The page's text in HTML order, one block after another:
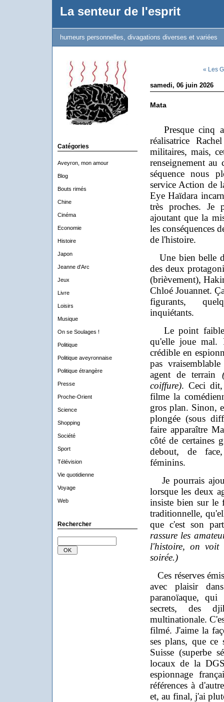
La senteur de l'esprit
humeurs personnelles, divagations diverses et variées
Catégories
Aveyron, mon amour
Blog
Bouts rimés
Chine
Cinéma
Economie
Histoire
Japon
Jeanne d'Arc
Jeux
Livre
Loisirs
Musique
On se Soulages !
Politique
Politique aveyronnaise
Politique étrangère
Presse
Proche-Orient
Science
Shopping
Société
Sport
Télévision
Vie quotidienne
Voyage
Web
Rechercher
« Les
samedi, 06 juin 2026
Mata
Presque cinq
réalisatrice
militaires, mais,
renseignement
séquence nous
service Action de
Eye Haïdara
très proches. Je
ajoutant que la
les conséquences
de l'histoire.
Une bien belle
des deux
(brièvement),
Chloé Jouannet.
figurants,
inquiétants.
Le point faible
qu'elle joue mal.
crédible en
pas
agent de terrain
coiffure). Ceci dit,
filme la
gros plan. Sinon,
plongée (sous
faire apparaître
côté de certaines
debout, de
féminins.
Je pourrais
lorsque les deux
insiste bien sur le
traditionnelle,
que c'est son
rassure les
l'histoire, on voit
soirée.)
Ces réserves
avec plaisir
paranoïaque,
secrets, des
multinationale.
filmé. J'aime la
ses plans, que ce
Suisse (superbe
locaux de la
espionnage
références à
et, au final, j'ai